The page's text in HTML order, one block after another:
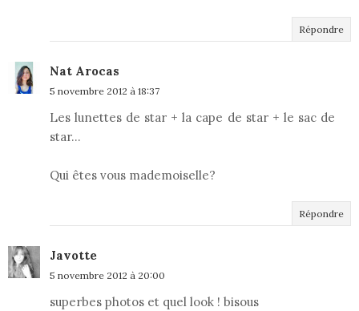
Répondre
Nat Arocas
5 novembre 2012 à 18:37
Les lunettes de star + la cape de star + le sac de
star...
Qui êtes vous mademoiselle?
Répondre
Javotte
5 novembre 2012 à 20:00
superbes photos et quel look ! bisous